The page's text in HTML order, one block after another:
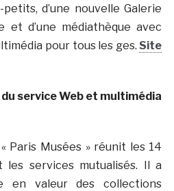
d’une nouvelle Galerie
et d’une médiathèque avec
pour tous les ges.Site
service Web et multimédia
Paris Musées » réunit les 14
les services mutualisés. Il a
en valeur des collections